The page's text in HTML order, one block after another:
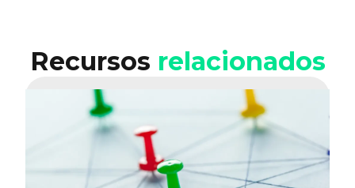
Recursos relacionados